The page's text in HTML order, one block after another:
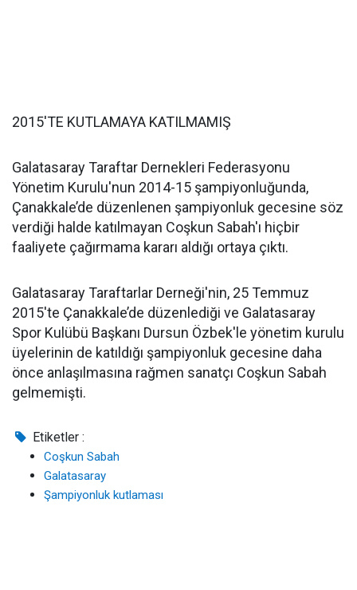
2015'TE KUTLAMAYA KATILMAMIŞ
Galatasaray Taraftar Dernekleri Federasyonu
Yönetim Kurulu'nun 2014-15 şampiyonluğunda,
Çanakkale’de düzenlenen şampiyonluk gecesine söz
verdiği halde katılmayan Coşkun Sabah'ı hiçbir
faaliyete çağırmama kararı aldığı ortaya çıktı.
Galatasaray Taraftarlar Derneği'nin, 25 Temmuz
2015'te Çanakkale’de düzenlediği ve Galatasaray
Spor Kulübü Başkanı Dursun Özbek'le yönetim kurulu
üyelerinin de katıldığı şampiyonluk gecesine daha
önce anlaşılmasına rağmen sanatçı Coşkun Sabah
gelmemişti.
Etiketler :
Coşkun Sabah
Galatasaray
Şampiyonluk kutlaması